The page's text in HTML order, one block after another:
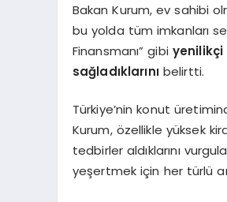
Bakan Kurum, ev sahibi
bu yolda tüm imkanları
Finansmanı” gibi
sağladıklarınıbelirtti.
Türkiye’nin konut
Kurum, özellikle yüksek
tedbirler aldıklarını
yeşertmek için her türlü